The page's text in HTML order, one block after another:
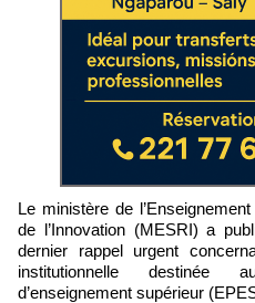
Le ministère de l’Enseignement supérieur, de la Recherche et
de l’Innovation (MESRI) a
dernier rappel urgent
institutionnelle destinée
d’enseignement supérieur